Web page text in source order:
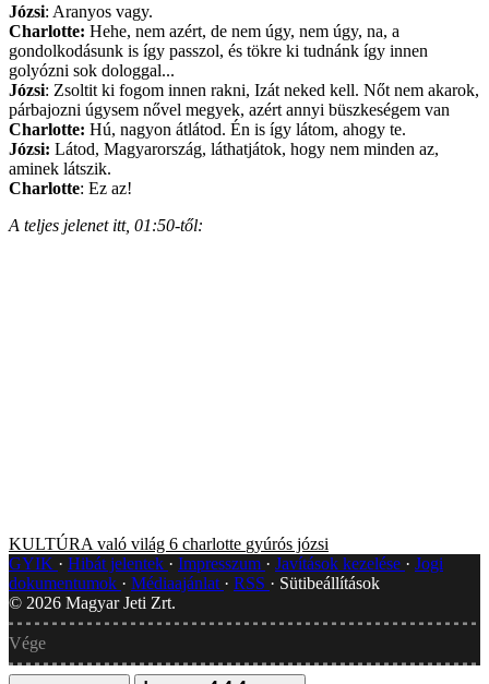
Józsi: Aranyos vagy.
Charlotte: Hehe, nem azért, de nem úgy, nem úgy, na, a
gondolkodásunk is így passzol, és tökre ki tudnánk így innen
golyózni sok dologgal...
Józsi: Zsoltit ki fogom innen rakni, Izát neked kell. Nőt nem akarok,
párbajozni úgysem nővel megyek, azért annyi büszkeségem van
Charlotte: Hú, nagyon átlátod. Én is így látom, ahogy te.
Józsi: Látod, Magyarország, láthatjátok, hogy nem minden az,
aminek látszik.
Charlotte: Ez az!
A teljes jelenet itt, 01:50-től:
KULTÚRA való világ 6 charlotte gyúrós józsi
GYIK
Hibát jelentek Impresszum Javítások kezelése
Jogi
dokumentumok
Médiaajánlat RSS
Sütibeállítások
© 2026 Magyar Jeti Zrt.
Vége